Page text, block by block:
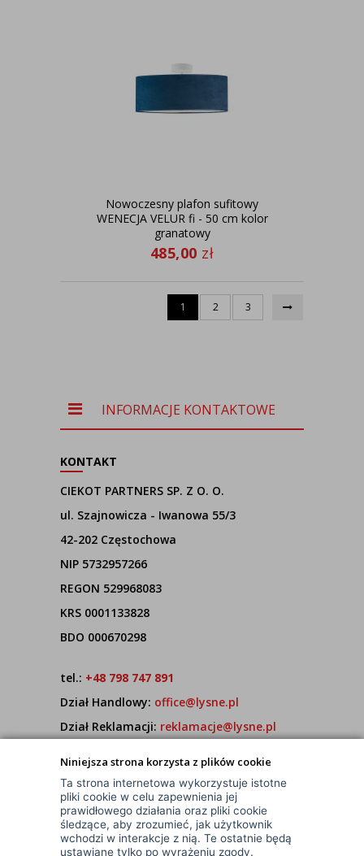
Niniejsza strona korzysta z plików cookie
Ta strona internetowa wykorzystuje istotne
pliki cookie w celu zapewnienia jej
prawidłowego działania oraz pliki cookie
śledzące, aby zrozumieć, jak użytkownik
wchodzi w interakcje z nią. Te ostatnie będą
ustawiane tylko po wyrażeniu zgody.
Nowoczesny plafon sufitowy
WENECJA VELUR fi - 50 cm kolor
granatowy
485,00 zł
1 2 3
INFORMACJE KONTAKTOWE
KONTAKT
CIEKOT PARTNERS SP. Z O. O.
ul. Szajnowicza - Iwanowa 55/3
42-202 Częstochowa
NIP 5732957266
REGON 529968083
KRS 0001133828
BDO 000670298
tel.: +48 798 747 891
Dział Handlowy: office@lysne.pl
Dział Reklamacji: reklamacje@lysne.pl
7:00 - 15:00